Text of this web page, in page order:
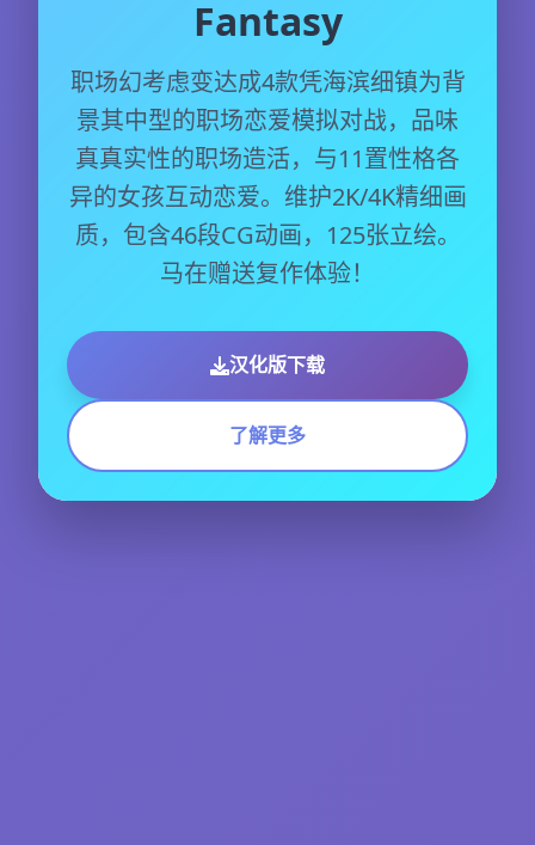
Fantasy
职场幻考虑变达成4款凭海滨细镇为背
景其中型的职场恋爱模拟对战，品味
真真实性的职场造活，与11置性格各
异的女孩互动恋爱。维护2K/4K精细画
质，包含46段CG动画，125张立绘。
马在赠送复作体验！
汉化版下载
了解更多